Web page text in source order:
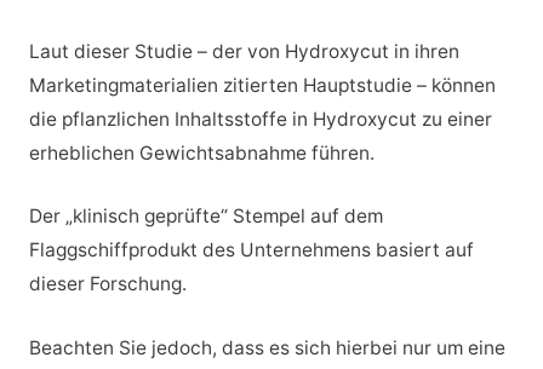
Laut dieser Studie – der von Hydroxycut in ihren
Marketingmaterialien zitierten Hauptstudie – können
die pflanzlichen Inhaltsstoffe in Hydroxycut zu einer
erheblichen Gewichtsabnahme führen.
Der „klinisch geprüfte“ Stempel auf dem
Flaggschiffprodukt des Unternehmens basiert auf
dieser Forschung.
Beachten Sie jedoch, dass es sich hierbei nur um eine